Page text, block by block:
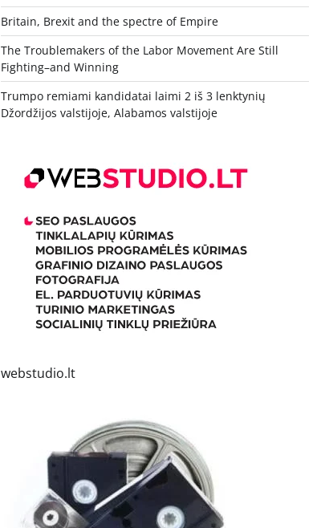
Britain, Brexit and the spectre of Empire
The Troublemakers of the Labor Movement Are Still
Fighting–and Winning
Trumpo remiami kandidatai laimi 2 iš 3 lenktynių
Džordžijos valstijoje, Alabamos valstijoje
webstudio.lt